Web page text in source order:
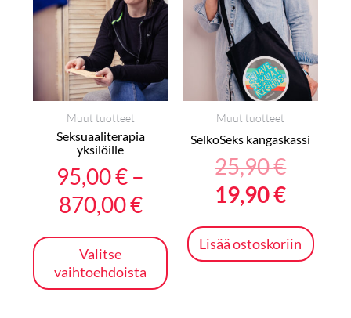
Muut tuotteet
Seksuaaliterapia
yksilöille
95,00€ –
870,00€
95,00 €
-
870,00 €
Valitse
vaihtoehdoista
on
useampi
muunnelma.
Voit
tehdä
tuotteen
Muut tuotteet
SelkoSeks kangaskassi
25,90€
hinta
oli:
25,90
19,90€
hinta
on:
19,90
Lisää ostoskoriin